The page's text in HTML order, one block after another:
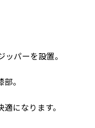
パーを設置。
。
になります。